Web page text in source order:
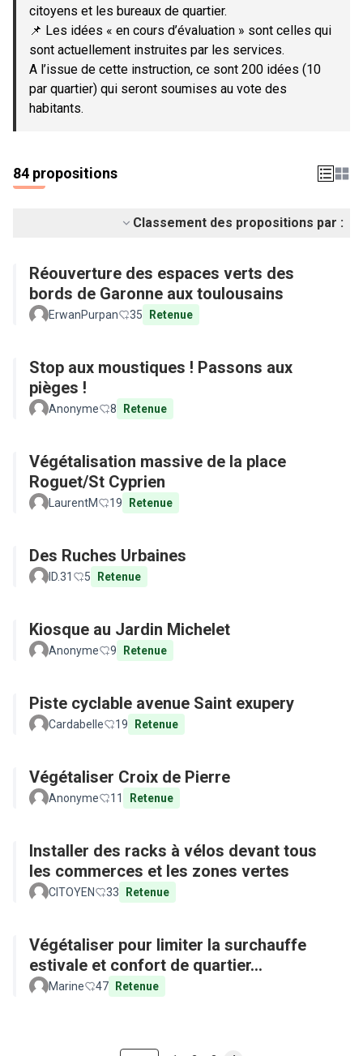
citoyens et les bureaux de quartier.
📌 Les idées « en cours d’évaluation » sont celles qui
sont actuellement instruites par les services.
A l’issue de cette instruction, ce sont 200 idées (10
par quartier) qui seront soumises au vote des
habitants.
84 propositions
Classement des propositions par :
Réouverture des espaces verts des
bords de Garonne aux toulousains
ErwanPurpan 35 Retenue
Stop aux moustiques ! Passons aux
pièges !
Anonyme 8 Retenue
Végétalisation massive de la place
Roguet/St Cyprien
LaurentM 19 Retenue
Des Ruches Urbaines
ID.31 5 Retenue
Kiosque au Jardin Michelet
Anonyme 9 Retenue
Piste cyclable avenue Saint exupery
Cardabelle 19 Retenue
Végétaliser Croix de Pierre
Anonyme 11 Retenue
Installer des racks à vélos devant tous
les commerces et les zones vertes
CITOYEN 33 Retenue
Végétaliser pour limiter la surchauffe
estivale et confort de quartier...
Marine 47 Retenue